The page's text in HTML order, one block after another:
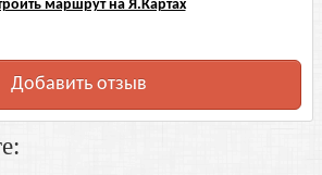
маршрут на Я.Картах
Добавить отзыв